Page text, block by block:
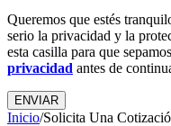
Queremos que estés
serio la privacidad y la
esta casilla para que
privacidad antes de
Inicio/Solicita Una